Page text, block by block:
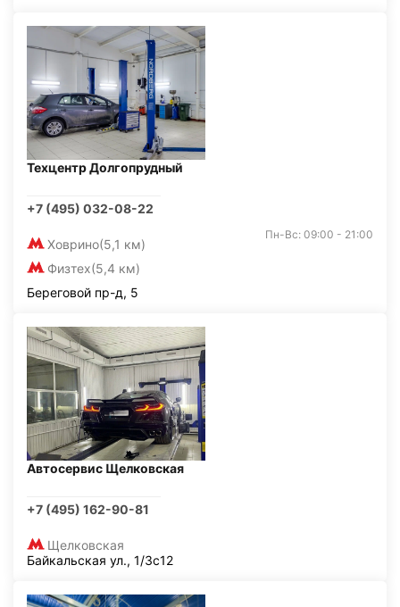
Техцентр Долгопрудный
+7 (495) 032-08-22
Ховрино(5,1 км)
Физтех(5,4 км)
Пн-Вс: 09:00 - 21:00
Береговой пр-д, 5
Автосервис Щелковская
+7 (495) 162-90-81
Щелковская
Байкальская ул., 1/3с12